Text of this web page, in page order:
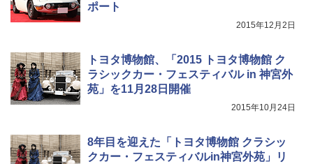
ポート
2015年12月2日
トヨタ博物館、「2015 トヨタ博物館 ク
ラシックカー・フェスティバル in 神宮外
苑」を11月28日開催
2015年10月24日
8年目を迎えた「トヨタ博物館 クラシッ
クカー・フェスティバルin神宮外苑」リ